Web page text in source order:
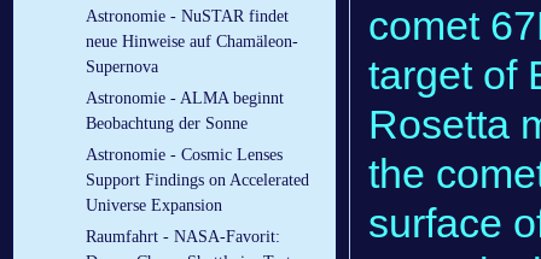
Astronomie - NuSTAR findet
neue Hinweise auf Chamäleon-
Supernova
Astronomie - ALMA beginnt
Beobachtung der Sonne
Astronomie - Cosmic Lenses
Support Findings on Accelerated
Universe Expansion
Raumfahrt - NASA-Favorit:
comet
target of
Rosetta
the
surface